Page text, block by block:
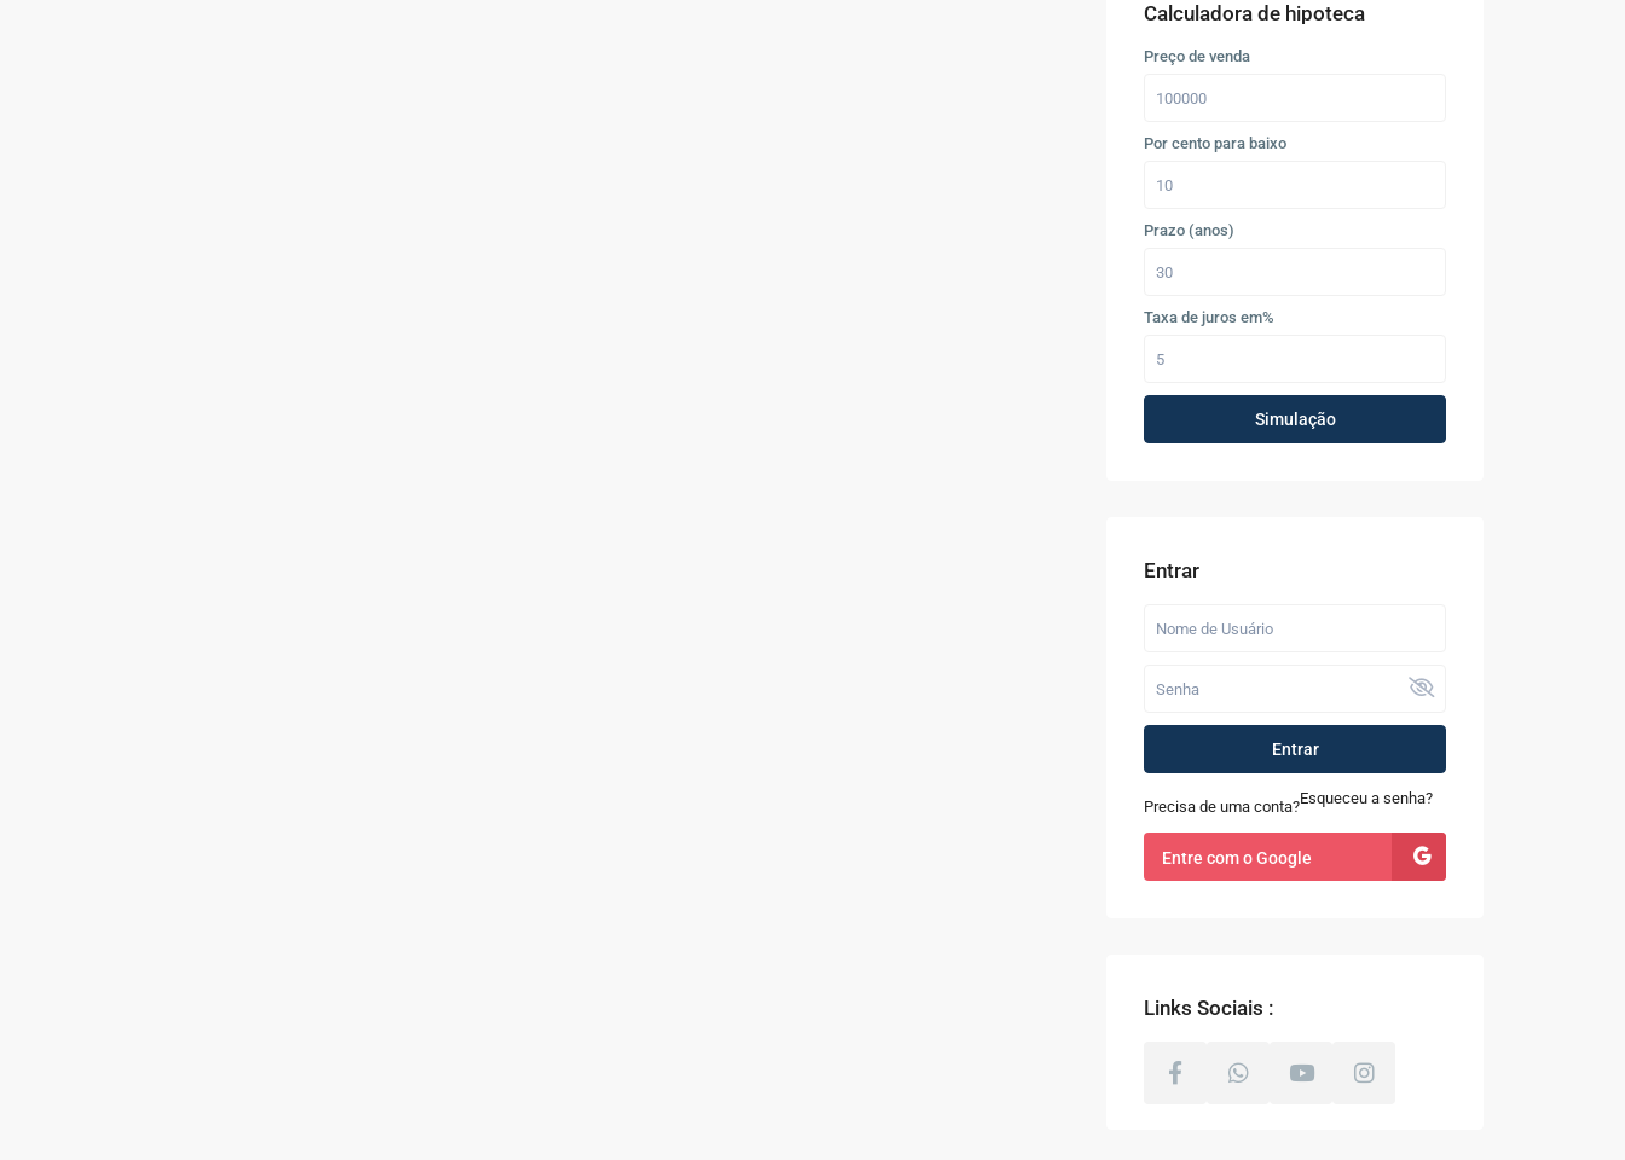
Calculadora de hipoteca
Preço de venda
Por cento para baixo
Prazo (anos)
Taxa de juros em%
Simulação
Entrar
Entrar
Precisa de uma conta?Esqueceu a senha?
Entre com o Google
Links Sociais :
Casa à Venda no
Sapê